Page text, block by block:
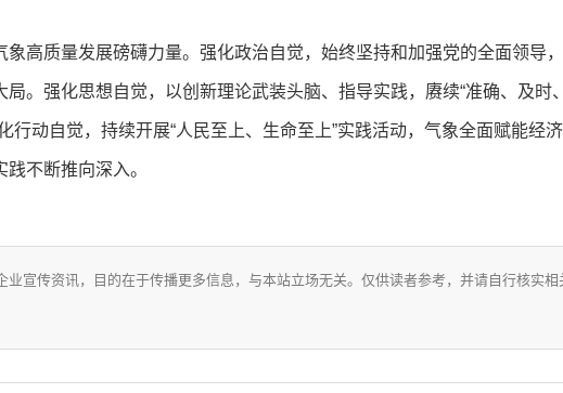
象高质量发展磅礴力量。强化政治自觉，始终坚持和加强党的全面领导
。强化思想自觉，以创新理论武装头脑、指导实践，赓续“准确、及时
行动自觉，持续开展“人民至上、生命至上”实践活动，气象全面赋能经
不断推向深入。
业宣传资讯，目的在于传播更多信息，与本站立场无关。仅供读者参考，并请自行核实相